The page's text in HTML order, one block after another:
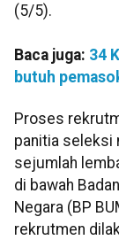
(5/5).
Baca juga: 34
butuh
Proses
panitia seleksi
sejumlah
di bawah
Negara (BP
rekrutmen